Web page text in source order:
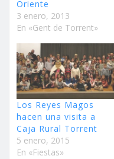
Oriente
3 enero, 2013
En «Gent de Torrent»
Los Reyes Magos
hacen una visita a
Caja Rural Torrent
5 enero, 2015
En «Fiestas»